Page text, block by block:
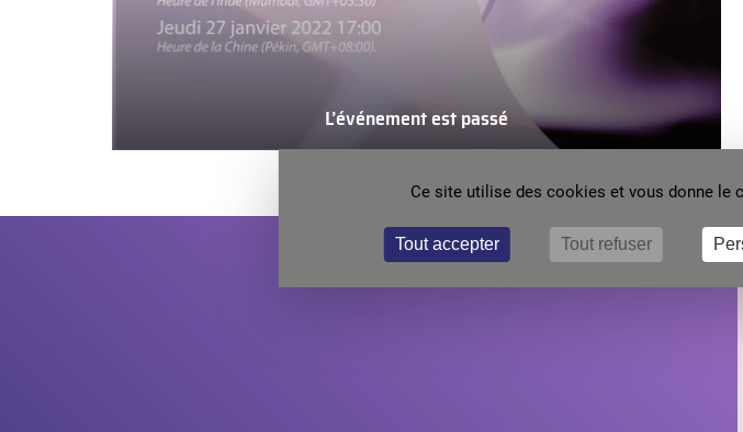
est
passé
L’événement est passé
Ce site utilise des cookies et vous donne le
Tout accepter Tout refuser